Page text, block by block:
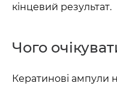
кінцевий результат.
Чого
Кератинові ампули